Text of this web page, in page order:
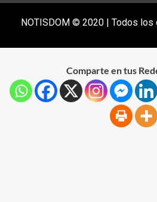
NOTISDOM © 2020 | Todos los
Comparte en tus